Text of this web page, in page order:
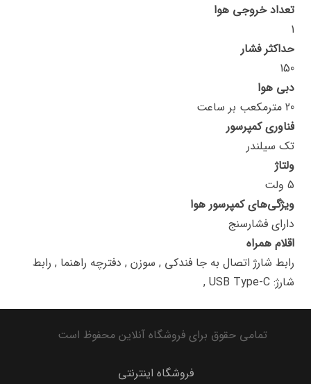
تعداد خروجی هوا
1
حداکثر فشار
150
دبی هوا
20 مترمکعب بر ساعت
فناوری کمپرسور
تک سیلندر
ولتاژ
5 ولت
ویژگی‌های کمپرسور هوا
دارای فشارسنج
اقلام همراه
رابط شارژ اتصال به جا فندکی , سوزن , دفترچه راهنما , رابط
شارژ: USB Type-C ,
تمامی حقوق برای فروشگاه آنلاین محفوظ است
فروشگاه اینترنتی